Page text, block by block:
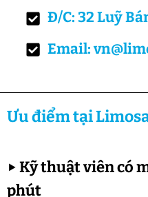
Đ/C: 32 Luỹ
Email:
Ưu điểm tại
▶Kỹ thuật viên có
phút